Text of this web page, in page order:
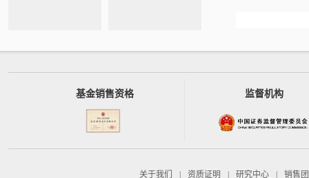
基金销售资格 监督机构
关于我们 资质证明 研究中心
销售